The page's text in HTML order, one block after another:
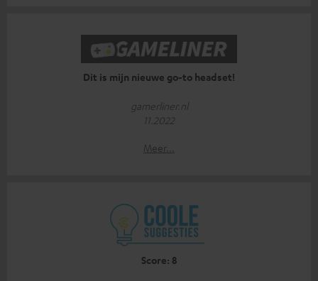
Dit is mijn nieuwe go-to headset!
gamerliner.nl
11.2022
Meer...
Score: 8